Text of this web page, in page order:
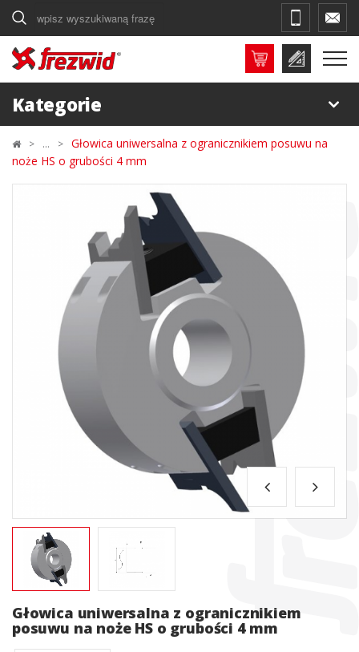
Szukaj
Kategorie
Głowica uniwersalna z ogranicznikiem posuwu na
noże HS o grubości 4 mm
Głowica uniwersalna z ogranicznikiem
posuwu na noże HS o grubości 4 mm